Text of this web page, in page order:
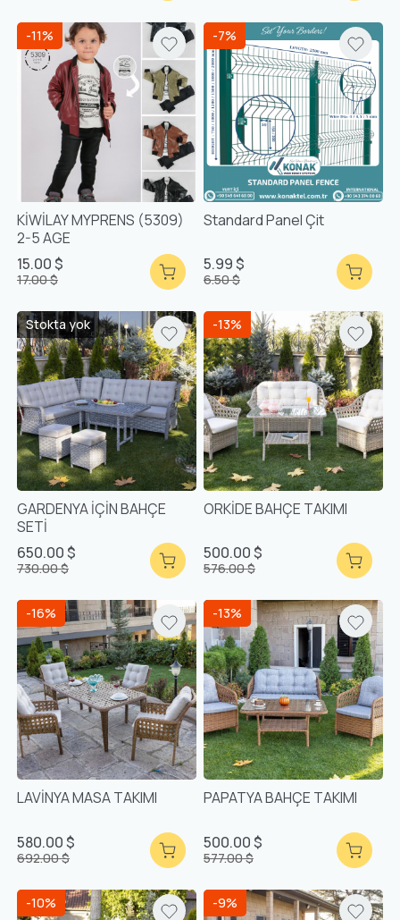
-11%
KİWİLAY MYPRENS (5309)
2-5 AGE
15.00 $
17.00 $
-7%
Standard Panel Çit
5.99 $
6.50 $
Stokta yok
GARDENYA İÇİN BAHÇE
SETİ
650.00 $
730.00 $
-13%
ORKİDE BAHÇE TAKIMI
500.00 $
576.00 $
-16%
LAVİNYA MASA TAKIMI
580.00 $
692.00 $
-13%
PAPATYA BAHÇE TAKIMI
500.00 $
577.00 $
-10% -9%